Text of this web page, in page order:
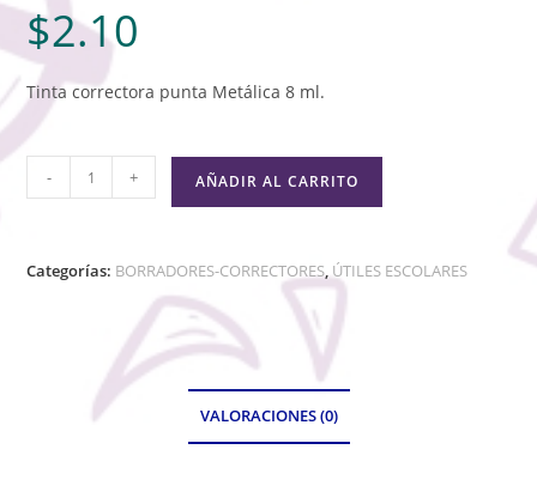
$2.10
Tinta correctora punta Metálica 8 ml.
- + AÑADIR AL CARRITO
Categorías: BORRADORES-CORRECTORES, ÚTILES ESCOLARES
VALORACIONES (0)